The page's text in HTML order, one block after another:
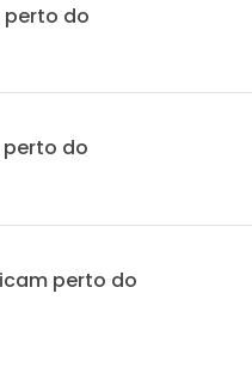
do
do
perto do